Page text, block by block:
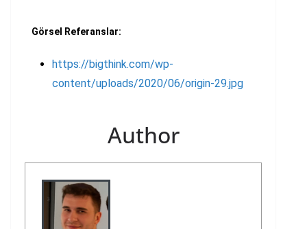
Görsel Referanslar:
https://bigthink.com/wp-
content/uploads/2020/06/origin-29.jpg
Author